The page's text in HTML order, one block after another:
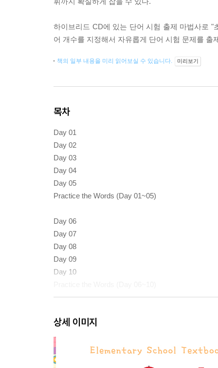
하이브리드 CD에 있는 단어 시험 출제 마법사로
어 개수를 지정해서 자유롭게 단어 시험 문제를
책의 일부 내용을 미리 읽어보실 수 있습니다. 미리보기
목차
Day 01
Day 02
Day 03
Day 04
Day 05
Practice the Words (Day 01~05)
Day 06
Day 07
Day 08
Day 09
Day 10
Day 12
Day 13
Day 14
Day 15
상세 이미지